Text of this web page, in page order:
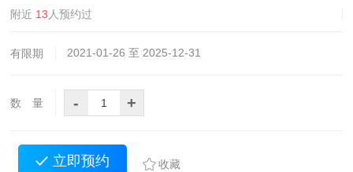
附近 13 人预约过
有限期 2021-01-26 至 2025-12-31
数 量 - +
立即预约 收藏